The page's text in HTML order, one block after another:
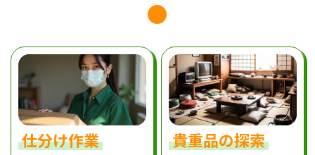
仕分け作業 貴重品の探索